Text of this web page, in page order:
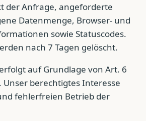
der Anfrage, angeforderte
Datenmenge, Browser- und
sowie Statuscodes.
nach 7 Tagen gelöscht.
auf Grundlage von Art. 6
Unser berechtigtes Interesse
fehlerfreien Betrieb der